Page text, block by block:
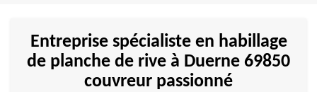
Entreprise spécialiste en habillage
de planche de rive à Duerne 69850
couvreur passionné